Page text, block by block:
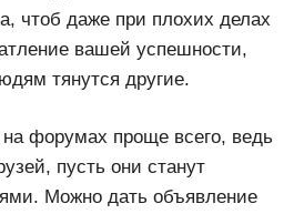
чтоб даже при плохих делах
вашей успешности,
тянутся другие.
на форумах проще всего, ведь
пусть они станут
Можно дать объявление